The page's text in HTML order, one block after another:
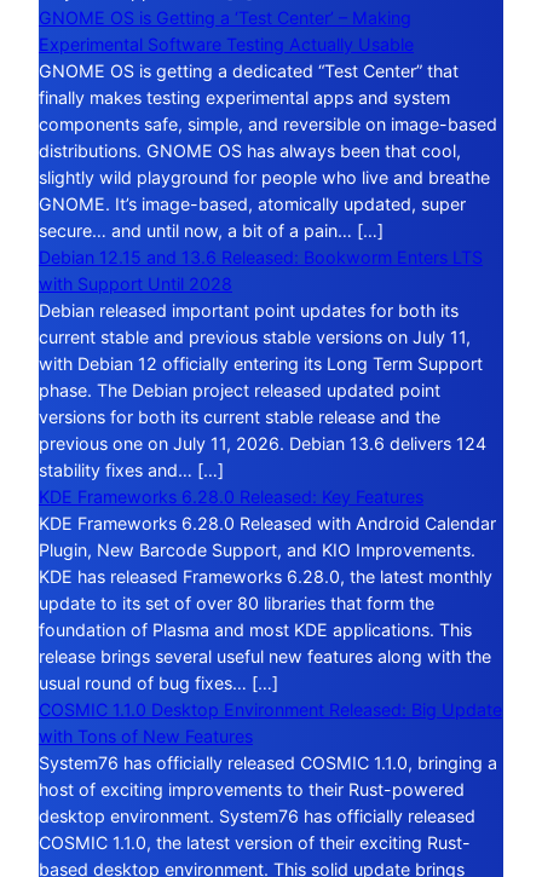
GNOME OS is Getting a ‘Test Center’ – Making
Experimental Software Testing Actually Usable
GNOME OS is getting a dedicated “Test Center” that
finally makes testing experimental apps and system
components safe, simple, and reversible on image-based
distributions. GNOME OS has always been that cool,
slightly wild playground for people who live and breathe
GNOME. It’s image-based, atomically updated, super
secure… and until now, a bit of a pain… […]
Debian 12.15 and 13.6 Released: Bookworm Enters LTS
with Support Until 2028
Debian released important point updates for both its
current stable and previous stable versions on July 11,
with Debian 12 officially entering its Long Term Support
phase. The Debian project released updated point
versions for both its current stable release and the
previous one on July 11, 2026. Debian 13.6 delivers 124
stability fixes and… […]
KDE Frameworks 6.28.0 Released: Key Features
KDE Frameworks 6.28.0 Released with Android Calendar
Plugin, New Barcode Support, and KIO Improvements.
KDE has released Frameworks 6.28.0, the latest monthly
update to its set of over 80 libraries that form the
foundation of Plasma and most KDE applications. This
release brings several useful new features along with the
usual round of bug fixes… […]
COSMIC 1.1.0 Desktop Environment Released: Big Update
with Tons of New Features
System76 has officially released COSMIC 1.1.0, bringing a
host of exciting improvements to their Rust-powered
desktop environment. System76 has officially released
COSMIC 1.1.0, the latest version of their exciting Rust-
based desktop environment. This solid update brings